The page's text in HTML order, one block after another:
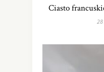
Ciasto